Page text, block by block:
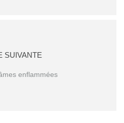
SUIVANTE
enflammées